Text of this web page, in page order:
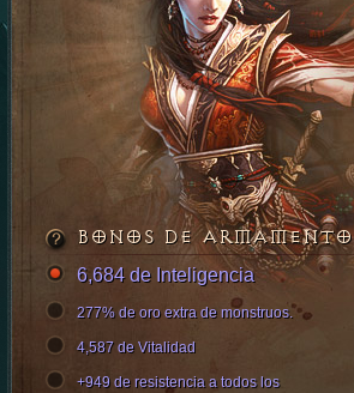
BONOS DE ARMAMENTO
6,684 de Inteligencia
277% de oro extra de monstruos.
4,587 de Vitalidad
+949 de resistencia a todos los